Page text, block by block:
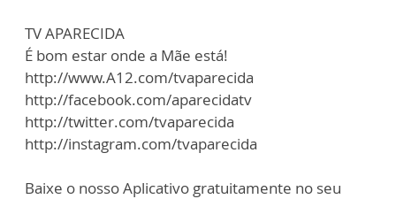
TV APARECIDA
É bom estar onde a Mãe está!
http://www.A12.com/tvaparecida
http://facebook.com/aparecidatv
http://twitter.com/tvaparecida
http://instagram.com/tvaparecida
Baixe o nosso Aplicativo gratuitamente no seu